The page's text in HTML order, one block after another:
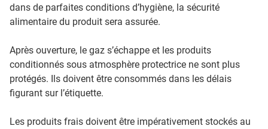
dans de parfaites conditions d’hygiène, la sécurité
alimentaire du produit sera assurée.
Après ouverture, le gaz s’échappe et les produits
conditionnés sous atmosphère protectrice ne sont plus
protégés. Ils doivent être consommés dans les délais
figurant sur l’étiquette.
Les produits frais doivent être impérativement stockés au